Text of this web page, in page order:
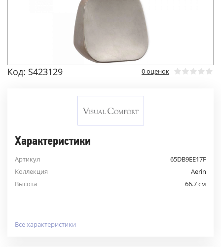
Код: S423129 0 оценок
Характеристики
Артикул
65DB9EE17F
Коллекция
Aerin
Высота
66.7 см
Все характеристики